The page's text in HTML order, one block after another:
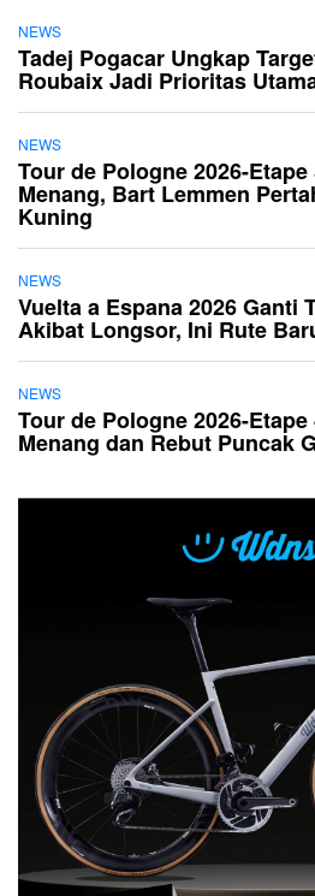
NEWS
Tadej Pogacar Ungkap
Roubaix Jadi Prioritas
NEWS
Tour de Pologne 2026-
Menang, Bart Lemmen
Kuning
NEWS
Vuelta a Espana 2026 Ganti
Akibat Longsor, Ini Rute
NEWS
Tour de Pologne 2026-
Menang dan Rebut Puncak